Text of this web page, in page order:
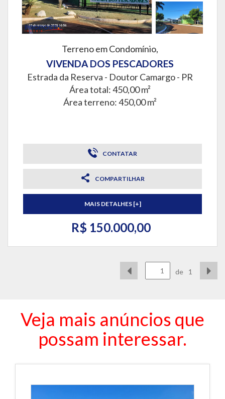
Terreno em Condomínio,
VIVENDA DOS PESCADORES
Estrada da Reserva - Doutor Camargo - PR
Área total: 450,00 m²
Área terreno: 450,00 m²
CONTATAR
COMPARTILHAR
MAIS DETALHES [+]
R$ 150.000,00
de 1
Veja mais anúncios que
possam interessar.